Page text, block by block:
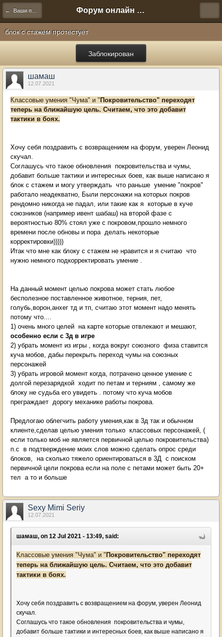
← Ваши предложения Форум онлайн игры "Новая Эра" (Нюра Биз)
блок с стажем протестует
Заблокирован
шамаш
12.07.2021
Классовые умения "Чума" и " Покровительство" переходят
теперь на ближайшую цель. Считаем, что это добавит
тактики в боях.
Хочу себя поздравить с возвращением на форум, уверен Леонид
скучал.
Соглашусь что такое обновления покровительства и чумы,
добавит больше тактики и интересных боев, как выше написано я
блок с стажем и могу утверждать что раньше умение "покров"
работало неадекватно, Были персонажи на которых покров
рендомно никогда не падал, или такие как я которые в куче
союзников (например ивент шабаш) на второй фазе с
вероятностью 80% стоял уже с покровом,прошло немного
времени после обновы и пора делать некоторые
корректировки)))))
Итак что мне как блоку с стажем не нравится и я считаю что
нужно немного подкорректировать умение .
На данный момент целью покрова может стать любое
бесполезное поставленное животное, терния, пет,
голубь,ворон,анхег тд и тп, считаю этот момент надо менять
потому что....
1) очень много целей на карте которые отвлекают и мешают,
особенно если с 3д в игре
2) убрать момент из игры , когда вокруг союзного физа ставится
куча мобов, дабы перекрыть переход чумы на союзных
персонажей
3) убрать игровой момент когда, потрачено ценное умение с
долгой перезарядкой ходит по петам и терниям , самому же
блоку не судьба его увидеть . потому что куча мобов
преграждает дорогу механике работы покрова.
Предлогаю облегчить работу умения,как в 3д так и обычном
клиенте,сделав целью умения только классовых персонажей, (
если только моб не является первичной целью покровительства)
п.с в подтверждение моих слов можно сделать опрос среди
блоков, на сколько тяжело ориентироваться в 3Д с поиском
первичной цели покрова если на поле с петами может быть 20+
тел а то и больше
Sexy Mimi Seriy
12.07.2021
шамаш, on 12 Jul 2021 - 13:49, said:
Классовые умения "Чума" и " Покровительство" переходят
теперь на ближайшую цель. Считаем, что это добавит
тактики в боях.
Хочу себя поздравить с возвращением на форум, уверен Леонид
скучал.
Соглашусь что такое обновления покровительства и чумы,
добавит больше тактики и интересных боев, как выше написано я